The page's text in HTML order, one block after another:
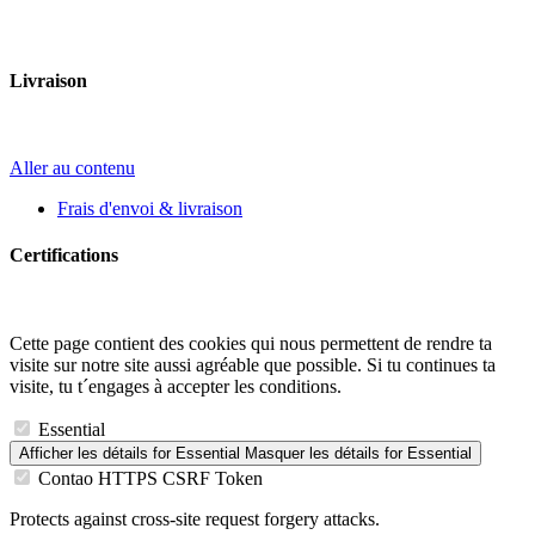
Livraison
Aller au contenu
Frais d'envoi & livraison
Certifications
Cette page contient des cookies qui nous permettent de rendre ta
visite sur notre site aussi agréable que possible. Si tu continues ta
visite, tu t´engages à accepter les conditions.
Essential
Afficher les détails for Essential Masquer les détails for Essential
Contao HTTPS CSRF Token
Protects against cross-site request forgery attacks.